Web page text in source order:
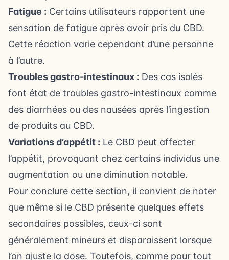
Fatigue : Certains utilisateurs rapportent une
sensation de fatigue après avoir pris du CBD.
Cette réaction varie cependant d’une personne
à l’autre.
Troubles gastro-intestinaux : Des cas isolés
font état de troubles gastro-intestinaux comme
des diarrhées ou des nausées après l’ingestion
de produits au CBD.
Variations d’appétit : Le CBD peut affecter
l’appétit, provoquant chez certains individus une
augmentation ou une diminution notable.
Pour conclure cette section, il convient de noter
que même si le CBD présente quelques effets
secondaires possibles, ceux-ci sont
généralement mineurs et disparaissent lorsque
l’on ajuste la dose. Toutefois, comme pour tout